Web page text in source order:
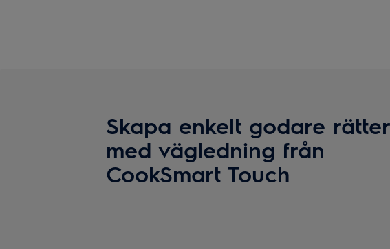
Skapa enkelt godare rätter
med vägledning från
CookSmart Touch